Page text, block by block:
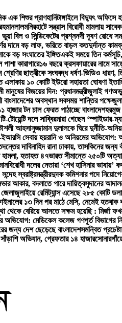
এক শিশুর প্রাণহানিটাঙ্গাইলে বিদ্যুৎ অফিসে
লালমনিরহাটে সন্ত্রাস বিরোধী মামলায়
বিল ও সিন্ডিকেটের প্রশ্ননদী দূষণ রোধে
দামে বড় লাফ, ভরিতে বাড়ল কতদুর্দান্ত
বড় সংঘাতের ইঙ্গিতএকই সময়ে তিন
কারাগারে১৬ বছরে ক্রসফায়ারের নামে
ছাত্রীকে সংঘবদ্ধ ধর্ষণ-ভিডিও ধারণ,
এলাকায় ১০ কোটি ইউরো সহায়তা ঘোষণা
বিজয়ের দিন: প্রধানমন্ত্রীজুলাই
বাংলাদেশের অবস্থান সবসময় শান্তির পক্ষে
টন চাল ফেরত পাঠাচ্ছে বাংলাদেশহরমুজ
টোয়েন্টি দলে সাব্বিরমারা গেছেন ‘স্পাইডার-
আহসানুজ্জামান দুলালকে ঘিরে দুর্নীতি-
সেবায় হয়রানি ও অনিয়মের অভিযোগ:
দাবিনাহিদ রানা ঢাকায়, তাসকিনের
হামলা, হতাহত ৪৭ভারত সীমান্তে ২৫০টি
বিরোধী দলের নেতারা ‘শেখ হাসিনার
স্বরাষ্ট্রমন্ত্রীরদুদক কমিশনার পদে
আকার, বদলাতে পারে দায়িত্বসুদানের
জুলাইয়ে রেমিট্যান্স এসেছে ২৮৫ কোটি
১৩ দিন পর মাঠে মেসি, নেমেই হতবাক
থেকে বেরিয়ে আসতে সক্ষম হয়েছি : মির্জা
অভিযোগ: মেডিকেল কলেজ গণপূর্ত বিভাগের
জন্য দেশ ছেড়েছে বাংলাদেশসমন্বিত
অভিযান, গ্রেফতার ১৪ হাজার